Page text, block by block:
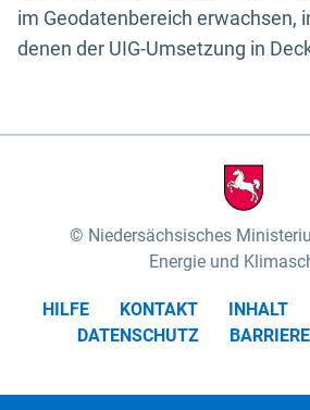
im Geodatenbereich erwachsen,
denen der UIG-Umsetzung in
Niedersächsisches
Energie und
HILFE KONTAKT INHALT
DATENSCHUTZ